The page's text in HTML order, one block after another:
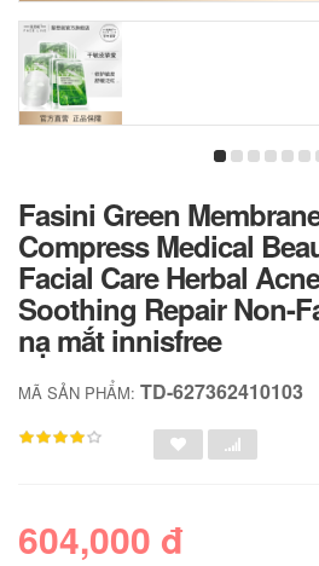
Fasini Green
Compress Medical
Facial Care Herbal
Soothing Repair Non-
nạ mắt innisfree
MÃ SẢN PHẨM: TD-627362410103
604,000 đ